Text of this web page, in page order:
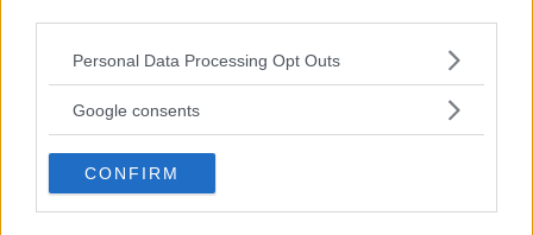
Please note that this website/app uses one or more Google
not limited to your visit or usage behaviour. You may click to
use your data for below specified purposes in below Google
consent section.
Personal Data Processing Opt Outs
Google consents
CONFIRM
Bråk på idrottsplats – två
män till sjukhus
På lördagseftermiddagen skadades två
personer i Sätra med […]